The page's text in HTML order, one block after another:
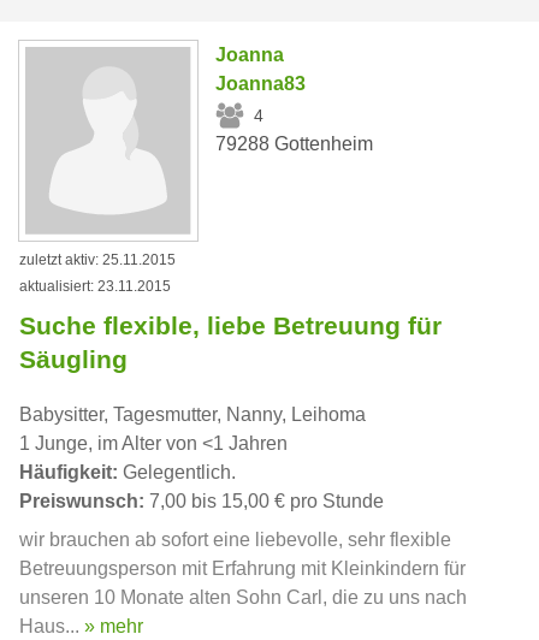
Joanna
Joanna83
4
79288 Gottenheim
zuletzt aktiv: 25.11.2015
aktualisiert: 23.11.2015
Suche flexible, liebe Betreuung für
Säugling
Babysitter, Tagesmutter, Nanny, Leihoma
1 Junge, im Alter von <1 Jahren
Häufigkeit: Gelegentlich.
Preiswunsch: 7,00 bis 15,00 € pro Stunde
wir brauchen ab sofort eine liebevolle, sehr flexible
Betreuungsperson mit Erfahrung mit Kleinkindern für
unseren 10 Monate alten Sohn Carl, die zu uns nach
Haus... » mehr